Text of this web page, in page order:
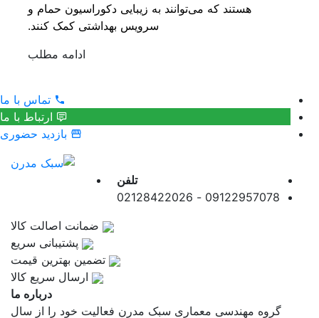
هستند که می‌توانند به زیبایی دکوراسیون حمام و
سرویس بهداشتی کمک کنند.
ادامه مطلب
تماس با ما
ارتباط با ما
بازدید حضوری
تلفن
09122957078 - 02128422026
ضمانت اصالت کالا
پشتیبانی سریع
تضمین بهترین قیمت
ارسال سریع کالا
درباره ما
گروه مهندسی معماری سبک مدرن فعالیت خود را از سال